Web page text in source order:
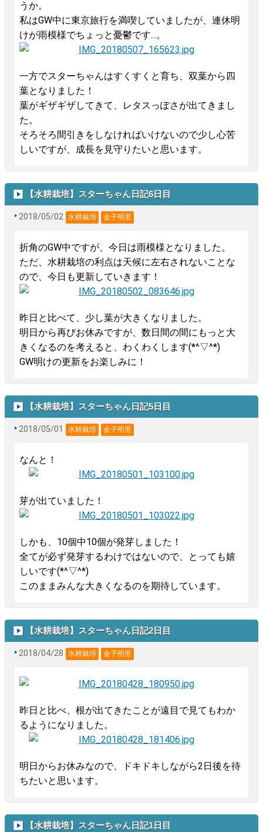
うか。
私はGW中に東京旅行を満喫していましたが、連休明
けが雨模様でちょっと憂鬱です...。
一方でスターちゃんはすくすくと育ち、双葉から四
葉となりました！
葉がギザギザしてきて、レタスっぽさが出てきまし
た。
そろそろ間引きをしなければいけないので少し心苦
しいですが、成長を見守りたいと思います。
【水耕栽培】スターちゃん日記6日目
2018/05/02 水耕栽培 金子明里
折角のGW中ですが、今日は雨模様となりました。
ただ、水耕栽培の利点は天候に左右されないことな
ので、今日も更新していきます！
昨日と比べて、少し葉が大きくなりました。
明日から再びお休みですが、数日間の間にもっと大
きくなるのを考えると、わくわくします(*^▽^*)
GW明けの更新をお楽しみに！
【水耕栽培】スターちゃん日記5日目
2018/05/01 水耕栽培 金子明里
なんと！
芽が出ていました！
しかも、10個中10個が発芽しました！
全てが必ず発芽するわけではないので、とっても嬉
しいです(*^▽^*)
このままみんな大きくなるのを期待しています。
【水耕栽培】スターちゃん日記2日目
2018/04/28 水耕栽培 金子明里
昨日と比べ、根が出てきたことが遠目で見てもわか
るようになりました。
明日からお休みなので、ドキドキしながら2日後を待
ちたいと思います。
【水耕栽培】スターちゃん日記1日目